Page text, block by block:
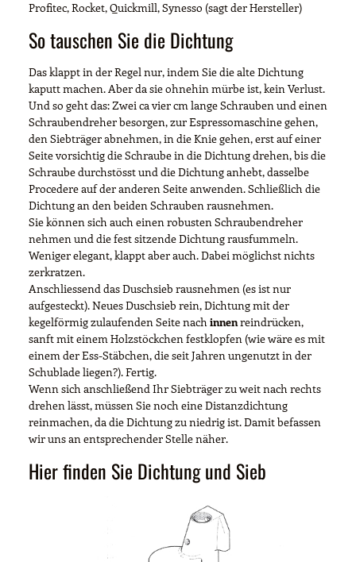
Profitec, Rocket, Quickmill, Synesso (sagt der Hersteller)
So tauschen Sie die Dichtung
Das klappt in der Regel nur, indem Sie die alte Dichtung
kaputt machen. Aber da sie ohnehin mürbe ist, kein Verlust.
Und so geht das: Zwei ca vier cm lange Schrauben und einen
Schraubendreher besorgen, zur Espressomaschine gehen,
den Siebträger abnehmen, in die Knie gehen, erst auf einer
Seite vorsichtig die Schraube in die Dichtung drehen, bis die
Schraube durchstösst und die Dichtung anhebt, dasselbe
Procedere auf der anderen Seite anwenden. Schließlich die
Dichtung an den beiden Schrauben rausnehmen.
Sie können sich auch einen robusten Schraubendreher
nehmen und die fest sitzende Dichtung rausfummeln.
Weniger elegant, klappt aber auch. Dabei möglichst nichts
zerkratzen.
Anschliessend das Duschsieb rausnehmen (es ist nur
aufgesteckt). Neues Duschsieb rein, Dichtung mit der
kegelförmig zulaufenden Seite nach innenreindrücken,
sanft mit einem Holzstöckchen festklopfen (wie wäre es mit
einem der Ess-Stäbchen, die seit Jahren ungenutzt in der
Schublade liegen?). Fertig.
Wenn sich anschließend Ihr Siebträger zu weit nach rechts
drehen lässt, müssen Sie noch eine Distanzdichtung
reinmachen, da die Dichtung zu niedrig ist. Damit befassen
wir uns an entsprechender Stelle näher.
Hier finden Sie Dichtung und Sieb